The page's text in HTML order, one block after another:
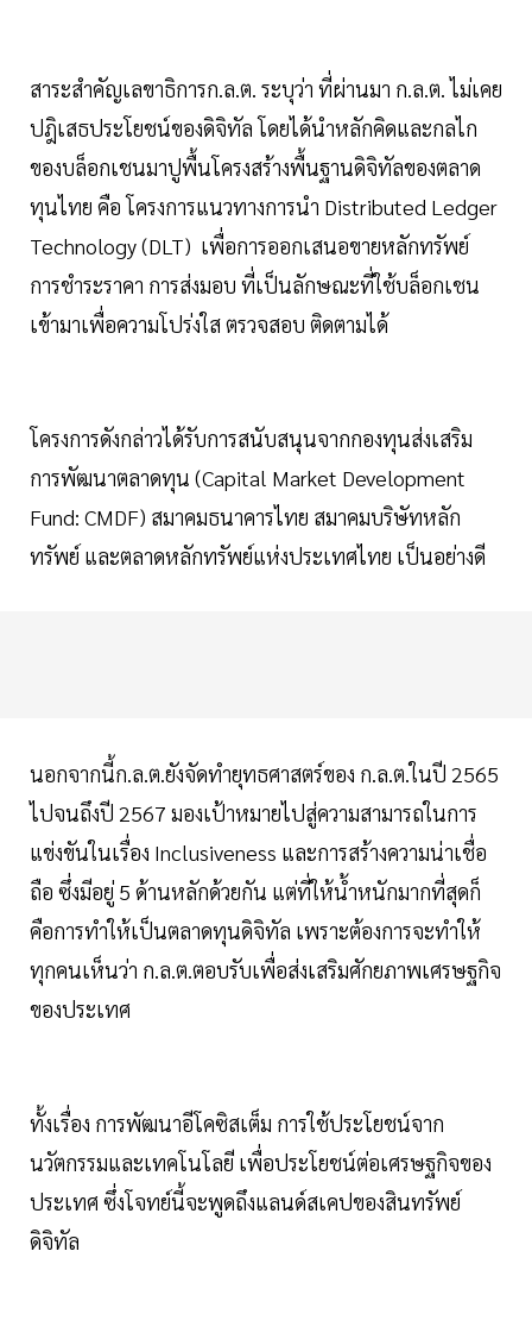
สาระสำคัญเลขาธิการก.ล.ต. ระบุว่า ที่ผ่านมา ก.ล.ต. ไม่เคย
ปฎิเสธประโยชน์ของดิจิทัล โดยได้นำหลักคิดและกลไก
ของบล็อกเชนมาปูพื้นโครงสร้างพื้นฐานดิจิทัลของตลาด
ทุนไทย คือ โครงการแนวทางการนำ Distributed Ledger
Technology (DLT) เพื่อการออกเสนอขายหลักทรัพย์
การชำระราคา การส่งมอบ ที่เป็นลักษณะที่ใช้บล็อกเชน
เข้ามาเพื่อความโปร่งใส ตรวจสอบ ติดตามได้
โครงการดังกล่าวได้รับการสนับสนุนจากกองทุนส่งเสริม
การพัฒนาตลาดทุน (Capital Market Development
Fund: CMDF) สมาคมธนาคารไทย สมาคมบริษัทหลัก
ทรัพย์ และตลาดหลักทรัพย์แห่งประเทศไทย เป็นอย่างดี
นอกจากนี้ก.ล.ต.ยังจัดทำยุทธศาสตร์ของ ก.ล.ต.ในปี 2565
ไปจนถึงปี 2567 มองเป้าหมายไปสู่ความสามารถในการ
แข่งขันในเรื่อง Inclusiveness และการสร้างความน่าเชื่อ
ถือ ซึ่งมีอยู่ 5 ด้านหลักด้วยกัน แต่ที่ให้น้ำหนักมากที่สุดก็
คือการทำให้เป็นตลาดทุนดิจิทัล เพราะต้องการจะทำให้
ทุกคนเห็นว่า ก.ล.ต.ตอบรับเพื่อส่งเสริมศักยภาพเศรษฐกิจ
ของประเทศ
ทั้งเรื่อง การพัฒนาอีโคซิสเต็ม การใช้ประโยชน์จาก
นวัตกรรมและเทคโนโลยี เพื่อประโยชน์ต่อเศรษฐกิจของ
ประเทศ ซึ่งโจทย์นี้จะพูดถึงแลนด์สเคปของสินทรัพย์
ดิจิทัล